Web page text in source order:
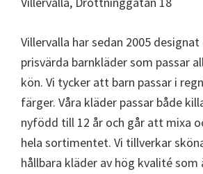
Villervalla har sedan 2005
prisvärda barnkläder som passar
kön. Vi tycker att barn passar i
färger. Våra kläder passar både
nyfödd till 12 år och går att mixa
hela sortimentet. Vi tillverkar
hållbara kläder av hög kvalité som